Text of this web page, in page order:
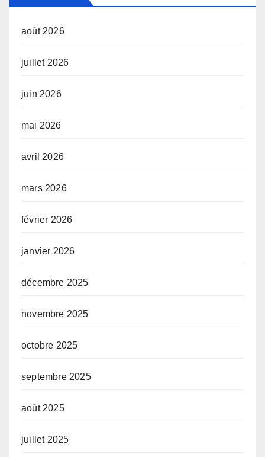
août 2026
juillet 2026
juin 2026
mai 2026
avril 2026
mars 2026
février 2026
janvier 2026
décembre 2025
novembre 2025
octobre 2025
septembre 2025
août 2025
juillet 2025